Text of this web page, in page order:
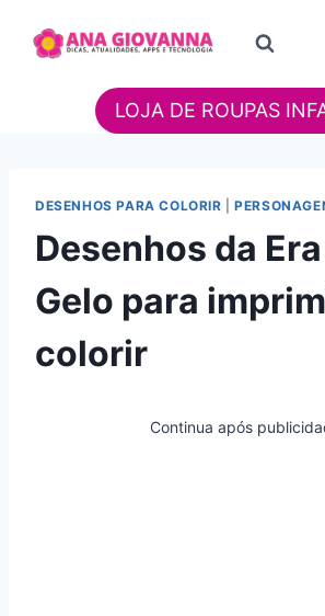
para
LOJA DE ROUPAS
DESENHOS PARA COLORIR |
Desenhos da
Gelo para
colorir
Continua após